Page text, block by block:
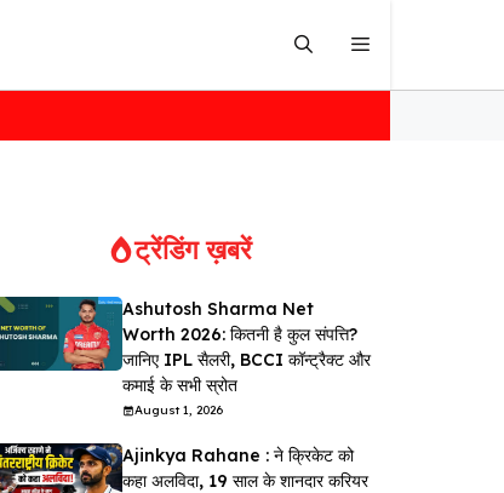
ट्रेंडिंग ख़बरें
Ashutosh Sharma Net
Worth 2026: कितनी है कुल संपत्ति?
जानिए IPL सैलरी, BCCI कॉन्ट्रैक्ट और
कमाई के सभी स्रोत
August 1, 2026
Ajinkya Rahane : ने क्रिकेट को
कहा अलविदा, 19 साल के शानदार करियर